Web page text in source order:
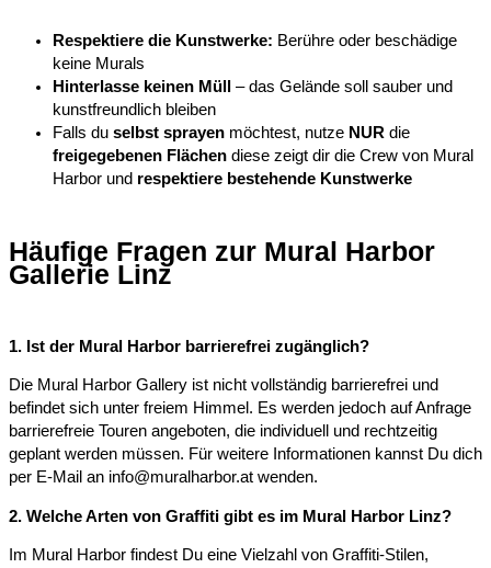
Respektiere die Kunstwerke: Berühre oder beschädige
keine Murals
Hinterlasse keinen Müll
– das Gelände soll sauber und
kunstfreundlich bleiben
Falls du selbst sprayen möchtest, nutze NUR die
freigegebenen Flächen diese zeigt dir die Crew von Mural
Harbor und respektiere bestehende Kunstwerke
Häufige Fragen zur Mural Harbor
Gallerie Linz
1. Ist der Mural Harbor barrierefrei zugänglich?
Die Mural Harbor Gallery ist nicht vollständig barrierefrei und
befindet sich unter freiem Himmel. Es werden jedoch auf Anfrage
barrierefreie Touren angeboten, die individuell und rechtzeitig
geplant werden müssen. Für weitere Informationen kannst Du dich
per E-Mail an info@muralharbor.at wenden.
2. Welche Arten von Graffiti gibt es im Mural Harbor Linz?
Im Mural Harbor findest Du eine Vielzahl von Graffiti-Stilen,